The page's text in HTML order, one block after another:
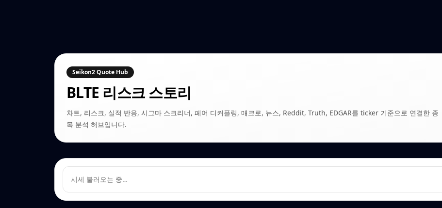
Seikon2 Quote Hub
BLTE 리스크 스토리
차트, 리스크, 실적 반응, 시그마 스크리너, 페어 디커플링, 매크로, 뉴스, Reddit, Truth, EDGAR를 ticker 기준으로 연결한 종
목 분석 허브입니다.
시세 불러오는 중…